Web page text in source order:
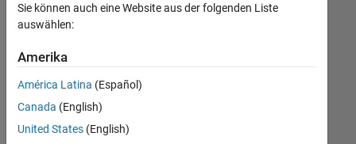
Marketing Communications
Human Resources
Legal
Derzeit
es
keine
offenen
Stellen,
Sie können auch eine Website aus der folgenden Liste
auswählen:
Amerika
América Latina (Español)
Canada (English)
United States (English)